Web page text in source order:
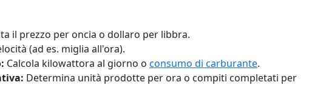
il prezzo per oncia o dollaro per libbra.
(ad es. miglia all'ora).
Calcola kilowattora al giorno o consumo di carburante.
Determina unità prodotte per ora o compiti completati per